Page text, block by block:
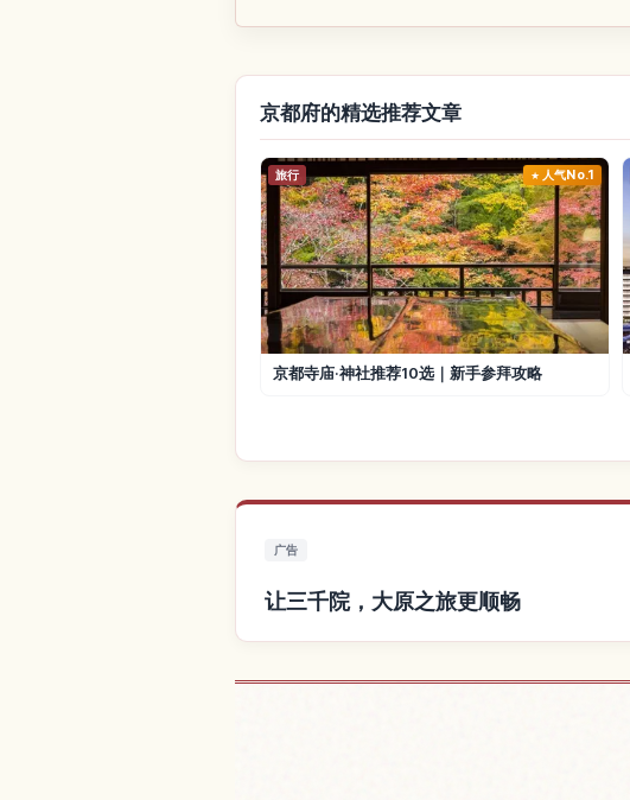
京都府的精选推荐文章
旅行 人气No.1
京都寺庙·神社推荐10选｜新手参拜攻略
广告
让三千院，大原之旅更顺畅